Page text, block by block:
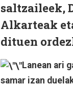
saltzaileek,
Alkarteak
dituen
Lanean ari
samar izan